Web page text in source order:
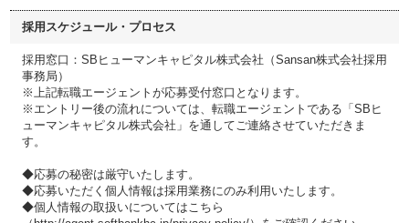
採用スケジュール・プロセス
採用窓口：SBヒューマンキャピタル株式会社（Sansan株式会社採用
事務局）
※上記転職エージェントが応募受付窓口となります。
※エントリー後の流れについては、転職エージェントである「SBヒ
ューマンキャピタル株式会社」を通してご連絡させていただきま
す。
◆応募の秘密は厳守いたします。
◆応募いただく個人情報は採用業務にのみ利用いたします。
◆個人情報の取扱いについてはこちら